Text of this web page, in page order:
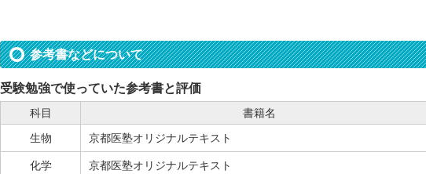
参考書などについて
受験勉強で使っていた参考書と評価
科目 書籍名
生物
京都医塾オリジナルテキスト
化学 京都医塾オリジナルテキスト